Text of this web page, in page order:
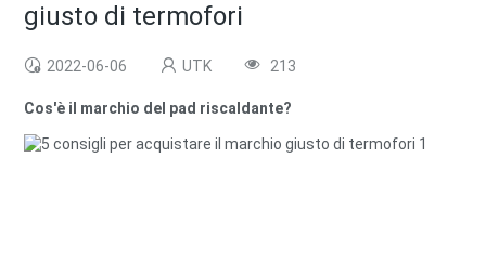
giusto di termofori
2022-06-06 UTK 213
Cos'è il marchio del pad riscaldante?